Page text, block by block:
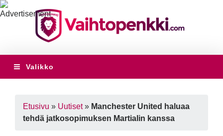
Valikko
Etusivu » Uutiset» Manchester United haluaa
tehdä jatkosopimuksen Martialin kanssa